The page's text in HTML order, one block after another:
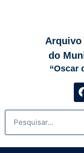
do
“Oscar